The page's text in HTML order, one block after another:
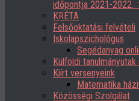
időpontja 2021-2022.
KRÉTA
Felsőoktatási felvételi
Iskolapszichológus
Segédanyag
Külföldi
Kiírt versenyeink
Matematika
Közösségi Szolgálat